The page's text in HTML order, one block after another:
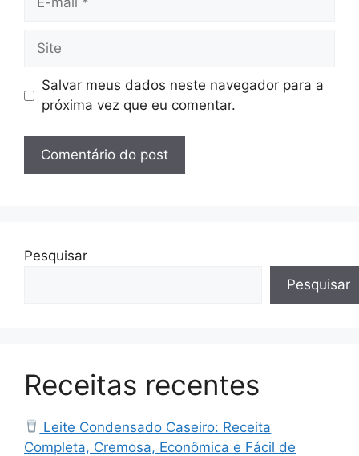
Site
Salvar meus dados neste navegador para a
próxima vez que eu comentar.
Pesquisar
Pesquisar
Receitas recentes
Leite Condensado Caseiro: Receita
Completa, Cremosa, Econômica e Fácil de